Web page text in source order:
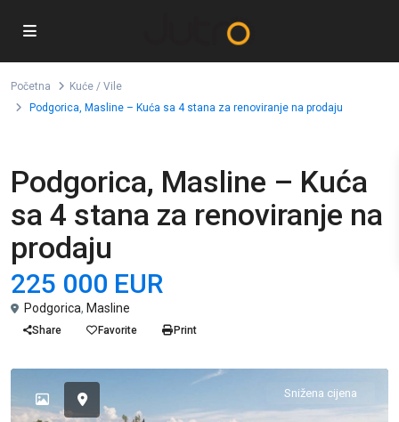
Početna
Kuće / Vile
Podgorica, Masline – Kuća sa 4 stana za renoviranje na prodaju
Podgorica, Masline – Kuća
sa 4 stana za renoviranje na
prodaju
225 000 EUR
Podgorica, Masline
Share Favorite Print
Snižena cijena